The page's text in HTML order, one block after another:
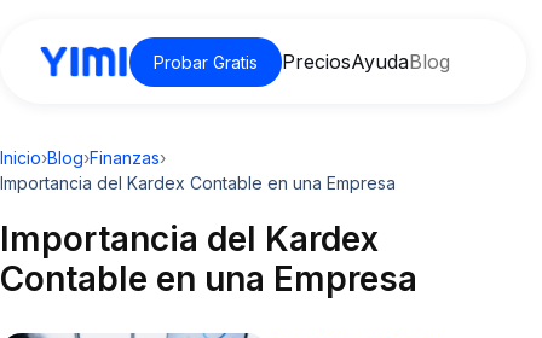
Probar Gratis PreciosAyudaBlog
Inicio›Blog›Finanzas›
Importancia del Kardex Contable en una Empresa
Importancia del Kardex
Contable en una Empresa